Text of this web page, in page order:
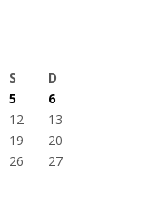
S
D
5
6
12
13
19
20
26
27